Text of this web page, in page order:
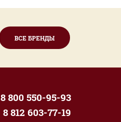
ВСЕ БРЕНДЫ
8 800 550-95-93
8 812 603-77-19